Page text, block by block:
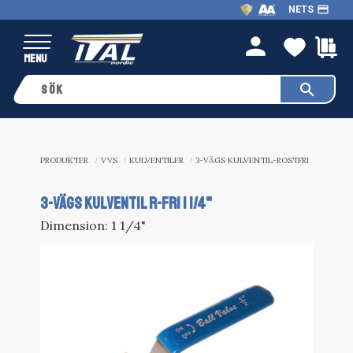
Meny
NETS payment
person
PRODUKTER VVS KULVENTILER 3-VÄGS KULVENTIL-ROSTFRI
3-VÄGS KULVENTIL R-FRI 1 1/4"
Dimension: 1 1/4"